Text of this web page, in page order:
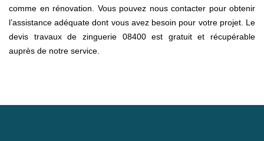
comme en rénovation. Vous pouvez nous contacter pour obtenir
l’assistance adéquate dont vous avez besoin pour votre projet. Le
devis travaux de zinguerie 08400 est gratuit et récupérable
auprès de notre service.